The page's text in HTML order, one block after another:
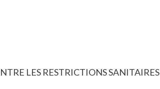
LES RESTRICTIONS SANITAIRES